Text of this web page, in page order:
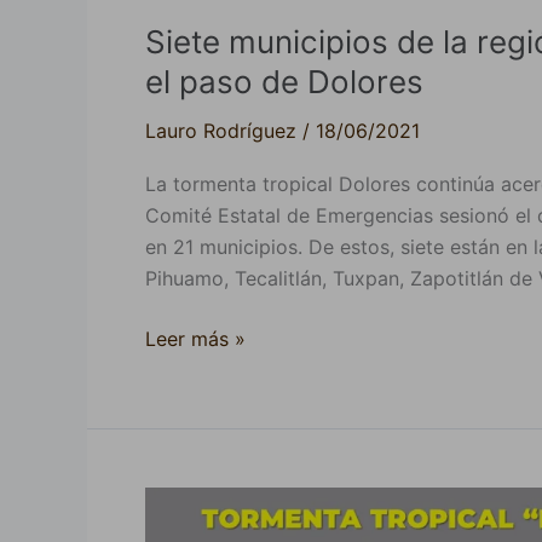
Siete municipios de la
el paso de Dolores
Lauro Rodríguez / 18/06/2021
La tormenta tropical Dolores continúa
Comité Estatal de Emergencias sesionó
en 21 municipios. De estos, siete están
Pihuamo, Tecalitlán, Tuxpan, Zapotitlán de
Leer más »
tormenta